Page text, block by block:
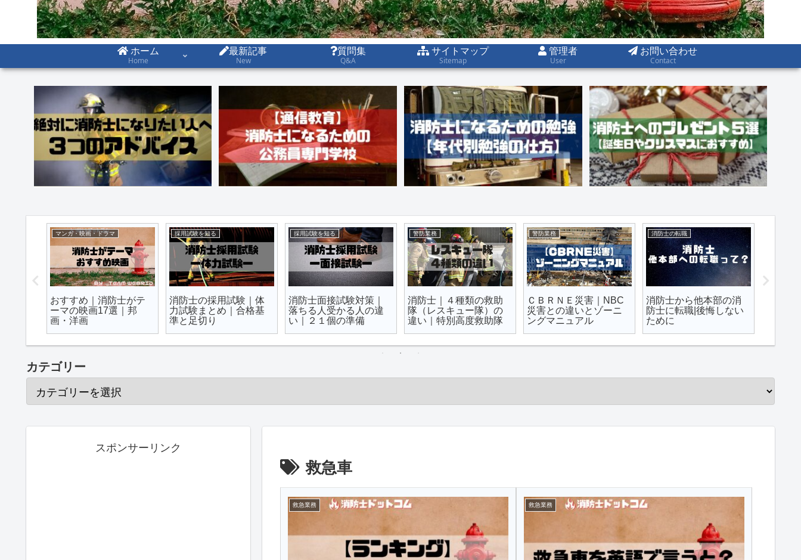
ホーム
Home
最新記事
New
質問集
Q&A
サイトマップ
Sitemap
管理者
User
お問い合わせ
Contact
総務業務
起債とは｜消防本部が
使う地方債がまるわか
り｜徹底解説
消防雑学
疑問解決｜消防署の本
署・分署・出張所の違
いはこれ
ワンテーマ
消防と警察はどっちが
きつい？｜違いを６つ
の視点で比較
ワンテーマ
消防法２９条｜破壊救
助を根拠と共に徹底解
説｜救急隊が窓破壊？
警防業務
消防隊員用個人防火装
備に係るガイドライン
２０２２の変更点
防災・火災予防知識
火災事例から見る｜加
熱式タバコと電子タバ
コの火事関連性
カテゴリー
救急車
救急業務 救急業務
スポンサーリンク